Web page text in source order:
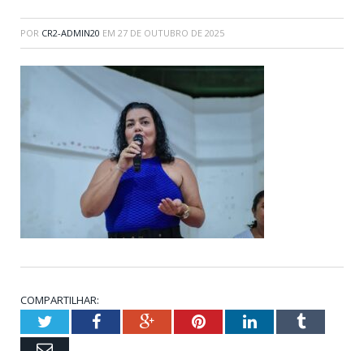
POR CR2-ADMIN20 EM 27 DE OUTUBRO DE 2025
COMPARTILHAR:
TwitterFacebookGoogle+PinterestLinkedInTumblr